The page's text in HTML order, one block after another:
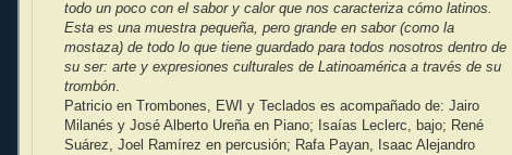
todo un poco con el sabor y calor que nos caracteriza cómo latinos.
Esta es una muestra pequeña, pero grande en sabor (como la
mostaza) de todo lo que tiene guardado para todos nosotros dentro de
su ser: arte y expresiones culturales de Latinoamérica a través de su
trombón.
Patricio en Trombones, EWI y Teclados es acompañado de: Jairo
Milanés y José Alberto Ureña en Piano; Isaías Leclerc, bajo; René
Suárez, Joel Ramírez en percusión; Rafa Payan, Isaac Alejandro